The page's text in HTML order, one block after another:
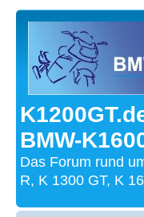
BMW-
Das Forum rund
R, K 1300 GT, K